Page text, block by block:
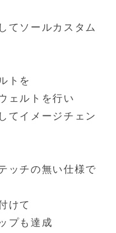
てソールカスタム
トを
ェルトを行い
てイメージチェン
ッチの無い仕様で
けて
プも達成